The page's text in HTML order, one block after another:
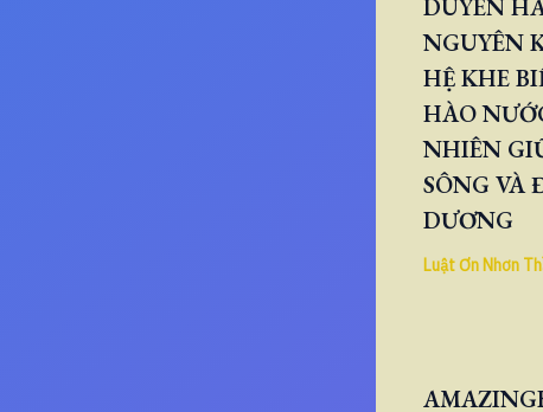
DUYÊN
NGUYÊN
HỆ KHE
HÀO
NHIÊN
SÔNG VÀ
DƯƠNG
Luật Ơn Nhơn